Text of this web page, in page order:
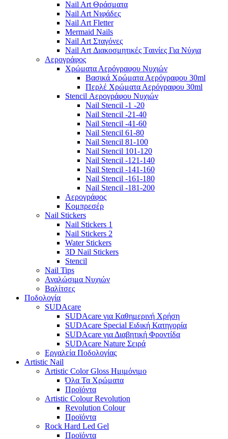
Nail Art Θράσματα
Nail Art Νιφάδες
Nail Art Fletter
Mermaid Nails
Nail Art Σταγόνες
Nail Art Διακοσμητικές Tαινίες Για Νύχια
Αερογράφος
Χρώματα Αερόγραφου Νυχιών
Βασικά Χρώματα Αερόγραφου 30ml
Περλέ Χρώματα Αερόγραφου 30ml
Stencil Αερογράφου Νυχιών
Nail Stencil -1 -20
Nail Stencil -21-40
Nail Stencil -41-60
Nail Stencil 61-80
Nail Stencil 81-100
Nail Stencil 101-120
Nail Stencil -121-140
Nail Stencil -141-160
Nail Stencil -161-180
Nail Stencil -181-200
Αερογράφoς
Κομπρεσέρ
Nail Stickers
Nail Stickers 1
Nail Stickers 2
Water Stickers
3D Nail Stickers
Stencil
Nail Tips
Αναλώσιμα Νυχιών
Βαλίτσες
Ποδολογία
SUDAcare
SUDAcare για Καθημερινή Χρήση
SUDAcare Special Ειδική Κατηγορία
SUDAcare για Διαβητική Φροντίδα
SUDAcare Nature Σειρά
Εργαλεία Ποδολογίας
Artistic Nail
Artistic Color Gloss Ημιμόνιμο
Όλα Τα Χρώματα
Προϊόντα
Artistic Colour Revolution
Revolution Colour
Προϊόντα
Rock Hard Led Gel
Προϊόντα